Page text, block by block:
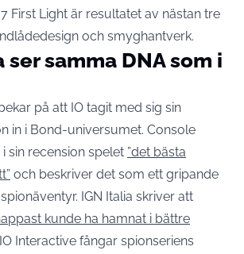
First Light är resultatet av nästan tre
och smyghantverk.
samma DNA som i
på att IO tagit med sig sin
in i Bond-universumet. Console
sin recension spelet ”det bästa
och beskriver det som ett gripande
IGN Italia skriver att
kunde ha hamnat i bättre
Interactive fångar spionseriens